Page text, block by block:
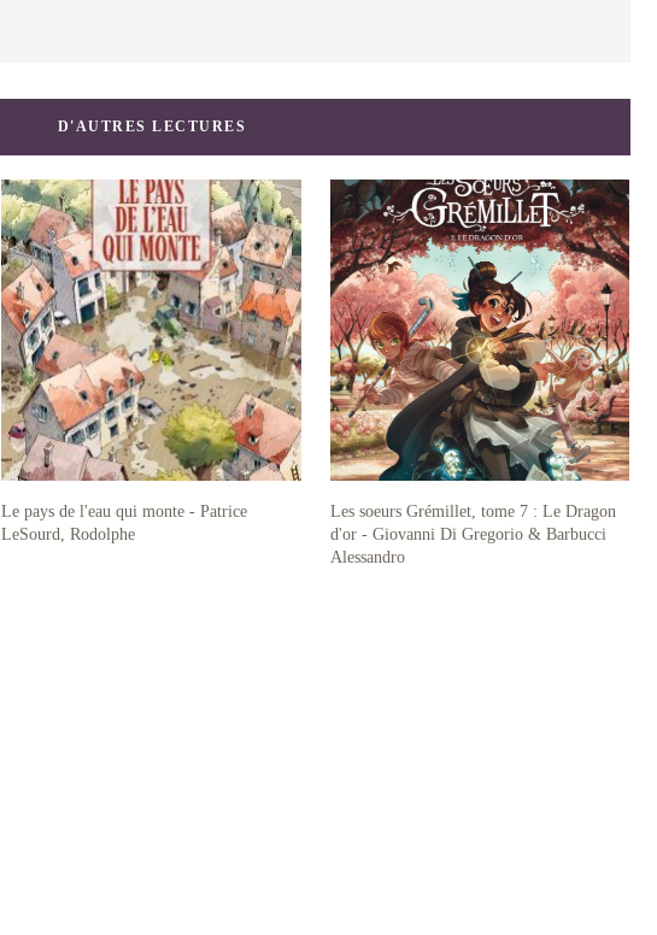
D'AUTRES LECTURES
Le pays de l'eau qui monte - Patrice
LeSourd, Rodolphe
Les soeurs Grémillet, tome 7 : Le Dragon
d'or - Giovanni Di Gregorio & Barbucci
Alessandro